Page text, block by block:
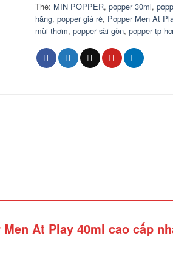
Thẻ: MIN POPPER,popper 30ml,
hãng,popper giá rẻ, Popper Men At
mùi thơm,popper sài gòn,popper tp
At Play 40ml cao cấp